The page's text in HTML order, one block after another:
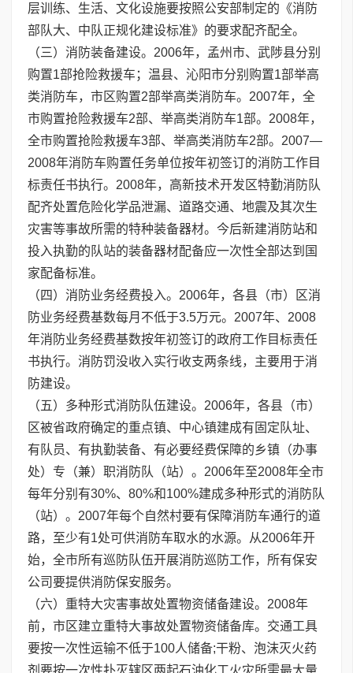
层训练、生活、文化设施要按照公安部制定的《消防
部队大、中队正规化建设标准》的要求配齐配全。
（三）消防装备建设。2006年，孟州市、武陟县分别
购置1部抢险救援车；温县、沁阳市分别购置1部举高
类消防车，市区购置2部举高类消防车。2007年，全
市购置抢险救援车2部、举高类消防车1部。2008年，
全市购置抢险救援车3部、举高类消防车2部。2007—
2008年消防车购置任务单位按年初签订的消防工作目
标责任书执行。2008年，高新技术开发区特勤消防队
配齐处置危险化学品泄漏、道路交通、地震及其次生
灾害等事故所需的特种装备器材。今后新建消防站和
投入执勤的队站的装备器材配备应一次性全部达到国
家配备标准。
（四）消防业务经费投入。2006年，各县（市）区消
防业务经费基数每月不低于3.5万元。2007年、2008
年消防业务经费基数按年初签订的政府工作目标责任
书执行。消防罚没收入实行收支两条线，主要用于消
防建设。
（五）多种形式消防队伍建设。2006年，各县（市）
区被省政府确定的重点镇、中心镇建成有固定队址、
有队员、有执勤装备、有必要经费保障的乡镇（办事
处）专（兼）职消防队（站）。2006年至2008年全市
每年分别有30%、80%和100%建成多种形式的消防队
（站）。2007年每个自然村要有保障消防车通行的道
路，至少有1处可供消防车取水的水源。从2006年开
始，全市所有巡防队伍开展消防巡防工作，所有保安
公司要提供消防保安服务。
（六）重特大灾害事故处置物资储备建设。2008年
前，市区建立重特大事故处置物资储备库。交通工具
要按一次性运输不低于100人储备;干粉、泡沫灭火药